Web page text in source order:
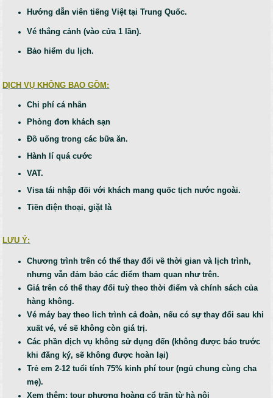
Hướng dẫn viên tiếng Việt tại Trung Quốc.
Vé thắng cảnh (vào cửa 1 lần).
Bảo hiểm du lịch.
DỊCH VỤ KHÔNG BAO GỒM:
Chi phí cá nhân
Phòng đơn khách sạn
Đồ uống trong các bữa ăn.
Hành lí quá cước
VAT.
Visa tái nhập đối với khách mang quốc tịch nước ngoài.
Tiền điện thoại, giặt là
LƯU Ý:
Chương trình trên có thể thay đổi về thời gian và lịch trình,
nhưng vẫn đảm bảo các điểm tham quan như trên.
Giá trên có thể thay đổi tuỳ theo thời điểm và chính sách của
hàng không.
Vé máy bay theo lich trình cả đoàn, nếu có sự thay đổi sau khi
xuất vé, vé sẽ không còn giá trị.
Các phần dịch vụ không sử dụng đến (không được báo trước
khi đăng ký, sẽ không được hoàn lại)
Trẻ em 2-12 tuổi tính 75% kinh phí tour (ngủ chung cùng cha
mẹ).
Xem thêm:tour phượng hoàng cổ trấn từ hà nội